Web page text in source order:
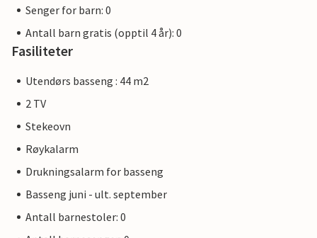
Senger for barn: 0
Antall barn gratis (opptil 4 år): 0
Fasiliteter
Utendørs basseng : 44 m2
2 TV
Stekeovn
Røykalarm
Drukningsalarm for basseng
Basseng juni - ult. september
Antall barnestoler: 0